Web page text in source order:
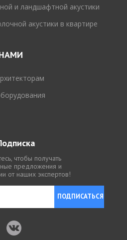
и ландшафтной акустики
акустики в квартире
чтобы получать
предложения и
от наших экспертов!
ПОДПИСАТЬСЯ